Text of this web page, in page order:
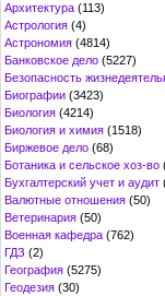
Архитектура (113)
Астрология (4)
Астрономия (4814)
Банковское дело (5227)
Безопасность
Биографии (3423)
Биология (4214)
Биология и химия (1518)
Биржевое дело (68)
Ботаника и сельское хоз-во
Бухгалтерский учет и аудит
Валютные отношения (50)
Ветеринария (50)
Военная кафедра (762)
ГДЗ (2)
География (5275)
Геодезия (30)